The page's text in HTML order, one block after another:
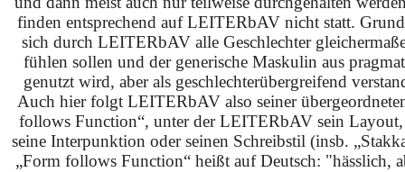
finden entsprechend auf LEITERbAV nicht statt.
sich durch LEITERbAV alle Geschlechter
fühlen sollen und der generische Maskulin aus
genutzt wird, aber als geschlechterübergreifend
Auch hier folgt LEITERbAV also seiner
follows Function“, unter der LEITERbAV sein Layout,
seine Interpunktion oder seinen Schreibstil (insb.
„Form follows Function“ heißt auf Deutsch: "hässlich,